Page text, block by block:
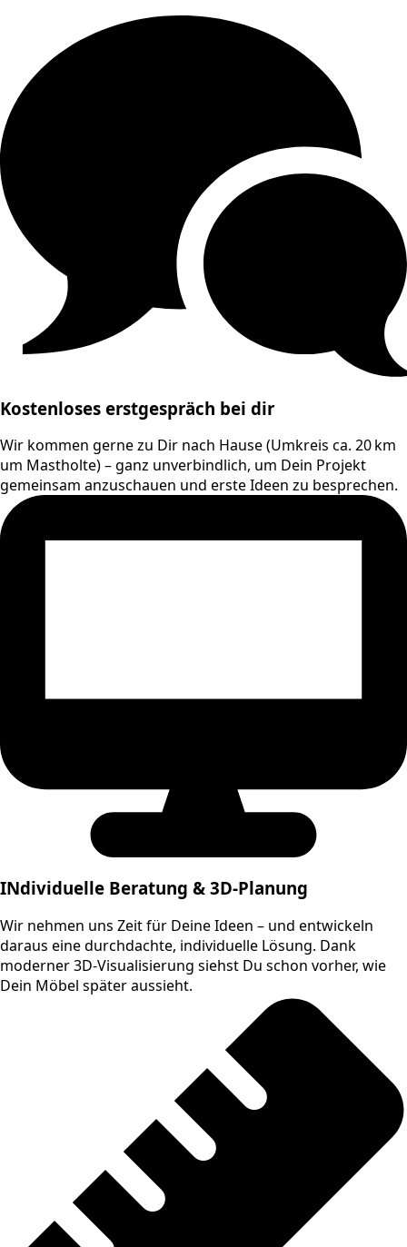
Kostenloses erstgespräch bei dir
Wir kommen gerne zu Dir nach Hause (Umkreis ca. 20 km
um Mastholte) – ganz unverbindlich, um Dein Projekt
gemeinsam anzuschauen und erste Ideen zu besprechen.
INdividuelle Beratung & 3D-Planung
Wir nehmen uns Zeit für Deine Ideen – und entwickeln
daraus eine durchdachte, individuelle Lösung. Dank
moderner 3D-Visualisierung siehst Du schon vorher, wie
Dein Möbel später aussieht.